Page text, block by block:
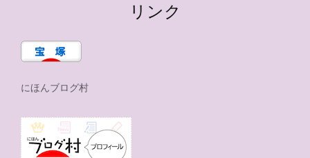
リンク
にほんブログ村